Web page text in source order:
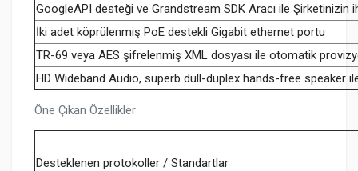
Öne Çıkan Özellikler
GoogleAPI desteği ve Grandstream SDK Aracı ile Şirketinizin
İki adet köprülenmiş PoE destekli Gigabit ethernet portu
TR-69 veya AES şifrelenmiş XML dosyası ile otomatik
HD Wideband Audio, superb dull-duplex hands-free speaker
Desteklenen protokoller / Standartlar